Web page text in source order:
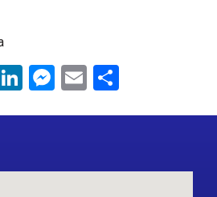
LinkedIn
Messenger
Email